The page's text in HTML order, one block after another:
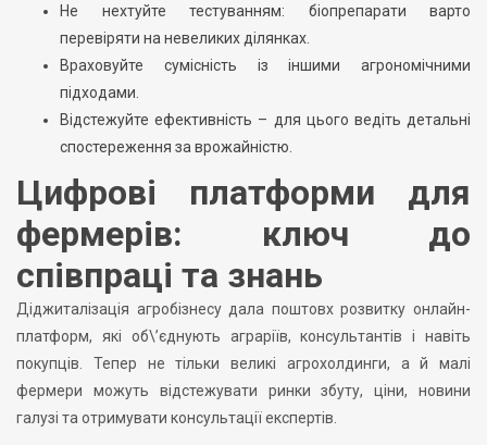
Не нехтуйте тестуванням: біопрепарати варто
перевіряти на невеликих ділянках.
Враховуйте сумісність із іншими агрономічними
підходами.
Відстежуйте ефективність – для цього ведіть детальні
спостереження за врожайністю.
Цифрові платформи для
фермерів: ключ до
співпраці та знань
Діджиталізація агробізнесу дала поштовх розвитку онлайн-
платформ, які об\’єднують аграріїв, консультантів і навіть
покупців. Тепер не тільки великі агрохолдинги, а й малі
фермери можуть відстежувати ринки збуту, ціни, новини
галузі та отримувати консультації експертів.